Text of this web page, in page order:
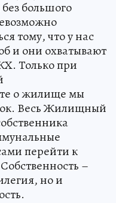
большого
тому, что у нас
и они охватывают
Только при
о жилище мы
Весь Жилищный
перейти к
–
но и